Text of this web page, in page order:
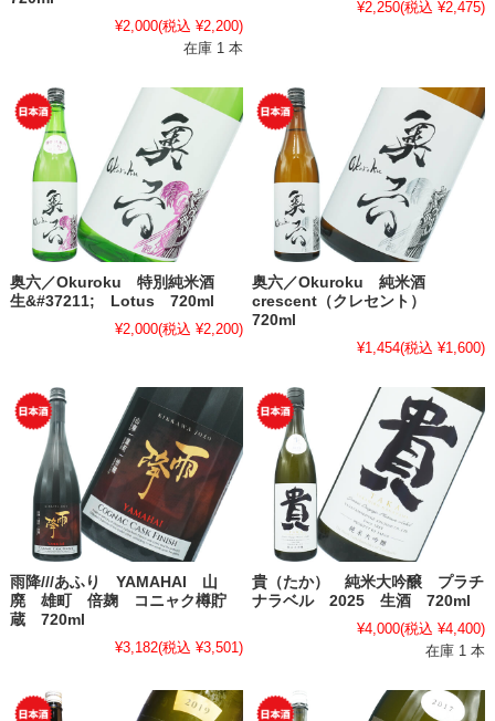
¥2,000(税込 ¥2,200)
在庫 1 本
¥2,250(税込 ¥2,475)
奥六／Okuroku 特別純米酒
生&#37211; Lotus 720ml
¥2,000(税込 ¥2,200)
奥六／Okuroku 純米酒
crescent（クレセント）
720ml
¥1,454(税込 ¥1,600)
雨降///あふり YAMAHAI 山
廃 雄町 倍麹 コニャク樽貯
蔵 720ml
¥3,182(税込 ¥3,501)
貴（たか） 純米大吟醸 プラチ
ナラベル 2025 生酒 720ml
¥4,000(税込 ¥4,400)
在庫 1 本